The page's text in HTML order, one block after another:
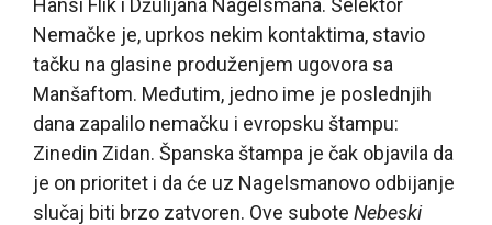
Nemačke je, uprkos nekim kontaktima, stavio
tačku na glasine produženjem ugovora sa
Manšaftom. Međutim, jedno ime je poslednjih
dana zapalilo nemačku i evropsku štampu:
Zinedin Zidan. Španska štampa je čak objavila da
je on prioritet i da će uz Nagelsmanovo odbijanje
slučaj biti brzo zatvoren. Ove subote Nebeski